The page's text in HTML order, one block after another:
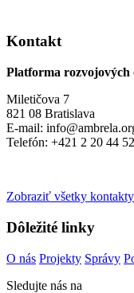
Kontakt
Platforma rozvojových
Miletičova 7
821 08 Bratislava
E-mail:
Telefón: +421 2 20 44
Zobraziť všetky kontakty
Dôležité linky
O nás Projekty Správy
Sledujte nás na